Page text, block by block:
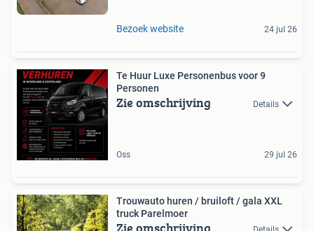
Bezoek website 24 jul 26
Te Huur Luxe Personenbus voor 9
Personen
Zie omschrijving Details
Oss 29 jul 26
Trouwauto huren / bruiloft / gala XXL
truck Parelmoer